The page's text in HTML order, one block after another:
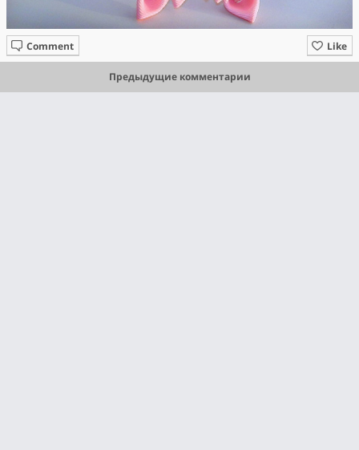
Like
Comment
Предыдущие комментарии